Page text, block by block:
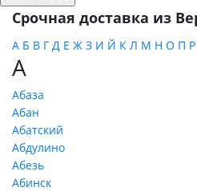
Срочная доставка из
А Б В Г Д Е Ж З И Й К Л М Н О П Р
А
Абаза
Абан
Абатский
Абдулино
Абезь
Абинск